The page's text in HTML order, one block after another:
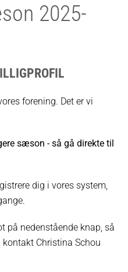
2025-
forening. Det er vi
sæson - så gå direkte til
dig i vores system,
på nedenstående knap, så
Christina Schou